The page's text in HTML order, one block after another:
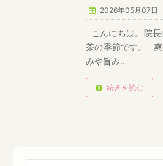
2026年05月07日
こんにちは。院
茶の季節です。 爽
みや旨み…
続きを読む